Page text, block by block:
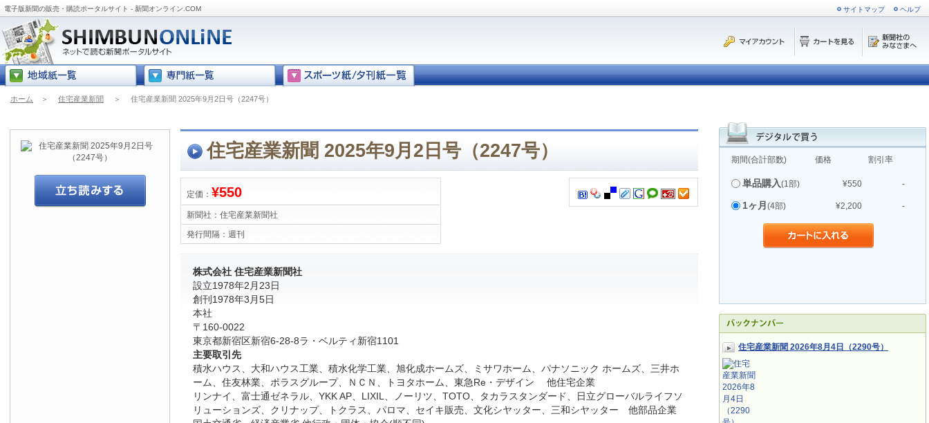
電子版新聞の販売・購読ポータルサイト - 新聞オンライン.COM サイトマップ ヘルプ
ホーム ＞ 住宅産業新聞 ＞ 住宅産業新聞 2025年9月2日号（2247号）
期間(合計部数) 価格 割引率
単品購入(1部) ¥550 -
1ヶ月 (4部) ¥2,200 -
住宅産業新聞 2026年8月4日（2290号）
住宅産業新聞 2025年9月2日号（2247号）
定価： ¥550
新聞社： 住宅産業新聞社
発行間隔： 週刊
株式会社 住宅産業新聞社
設立1978年2月23日
創刊1978年3月5日
本社
〒160-0022
東京都新宿区新宿6-28-8ラ・ベルティ新宿1101
主要取引先
積水ハウス、大和ハウス工業、積水化学工業、旭化成ホームズ、ミサワホーム、パナソニック ホームズ、三井ホ
ーム、住友林業、ポラスグループ、ＮＣＮ、トヨタホーム、東急Re・デザイン 他住宅企業
リンナイ、富士通ゼネラル、YKK AP、LIXIL、ノーリツ、TOTO、タカラスタンダード、日立グローバルライフソ
リューションズ、クリナップ、トクラス、パロマ、セイキ販売、文化シヤッター、三和シヤッター 他部品企業